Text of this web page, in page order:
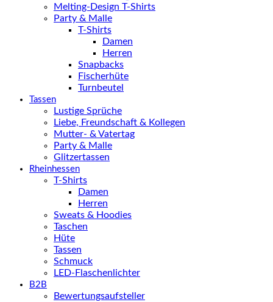
Melting-Design T-Shirts
Party & Malle
T-Shirts
Damen
Herren
Snapbacks
Fischerhüte
Turnbeutel
Tassen
Lustige Sprüche
Liebe, Freundschaft & Kollegen
Mutter- & Vatertag
Party & Malle
Glitzertassen
Rheinhessen
T-Shirts
Damen
Herren
Sweats & Hoodies
Taschen
Hüte
Tassen
Schmuck
LED-Flaschenlichter
B2B
Bewertungsaufsteller